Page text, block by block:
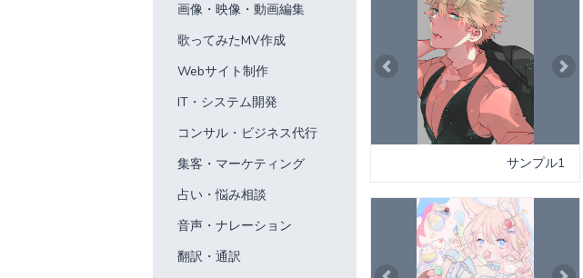
画像・映像・動画編集
歌ってみたMV作成
Webサイト制作
IT・システム開発
コンサル・ビジネス代行
集客・マーケティング
占い・悩み相談
音声・ナレーション
翻訳・通訳
Previous Next
サンプル1